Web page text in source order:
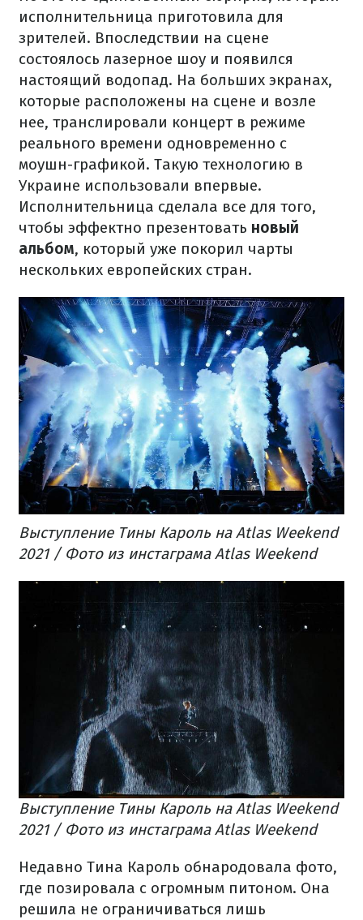
исполнительница приготовила для
зрителей. Впоследствии на сцене
состоялось лазерное шоу и появился
настоящий водопад. На больших экранах,
которые расположены на сцене и возле
нее, транслировали концерт в режиме
реального времени одновременно с
моушн-графикой. Такую технологию в
Украине использовали впервые.
Исполнительница сделала все для того,
чтобы эффектно презентовать новый
альбом, который уже покорил чарты
нескольких европейских стран.
Выступление Тины Кароль на Atlas Weekend
2021 / Фото из инстаграма Atlas Weekend
Выступление Тины Кароль на Atlas Weekend
2021 / Фото из инстаграма Atlas Weekend
Недавно Тина Кароль обнародовала фото,
где позировала с огромным питоном. Она
решила не ограничиваться лишь